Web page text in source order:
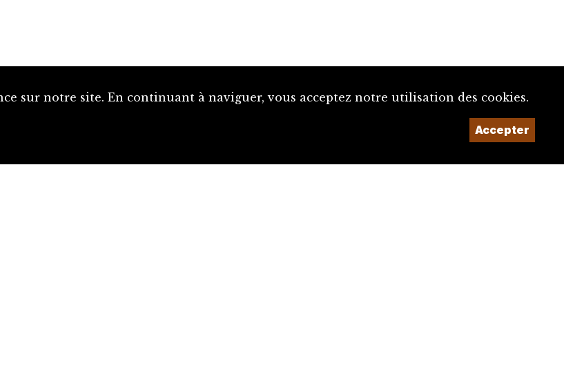
sur notre site. En continuant à naviguer, vous acceptez notre utilisation des cookies.
Accepter